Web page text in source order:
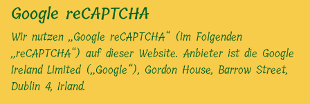
Google reCAPTCHA
Wir nutzen „Google reCAPTCHA“ (im Folgenden
„reCAPTCHA“) auf dieser Website. Anbieter ist die Google
Ireland Limited („Google“), Gordon House, Barrow Street,
Dublin 4, Irland.